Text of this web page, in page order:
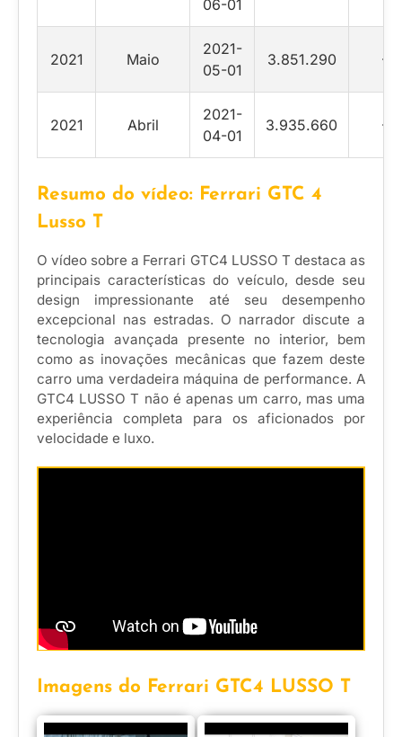
06-01
2021 Maio
2021-
05-01
3.851.290 -
2021 Abril
2021-
04-01
3.935.660 -
Resumo do vídeo: Ferrari GTC 4
Lusso T
O vídeo sobre a Ferrari GTC4 LUSSO T destaca as
principais características do veículo, desde seu
design impressionante até seu desempenho
excepcional nas estradas. O narrador discute a
tecnologia avançada presente no interior, bem
como as inovações mecânicas que fazem deste
carro uma verdadeira máquina de performance. A
GTC4 LUSSO T não é apenas um carro, mas uma
experiência completa para os aficionados por
velocidade e luxo.
Imagens do Ferrari GTC4 LUSSO T